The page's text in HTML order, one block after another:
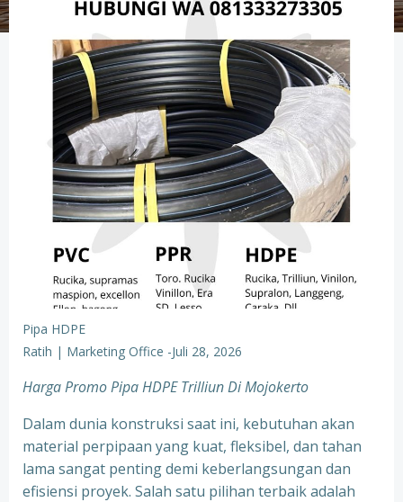
Pipa HDPE
Ratih | Marketing Office -Juli 28, 2026
Harga Promo Pipa HDPE Trilliun Di Mojokerto
Dalam dunia konstruksi saat ini, kebutuhan akan
material perpipaan yang kuat, fleksibel, dan tahan
lama sangat penting demi keberlangsungan dan
efisiensi proyek. Salah satu pilihan terbaik adalah